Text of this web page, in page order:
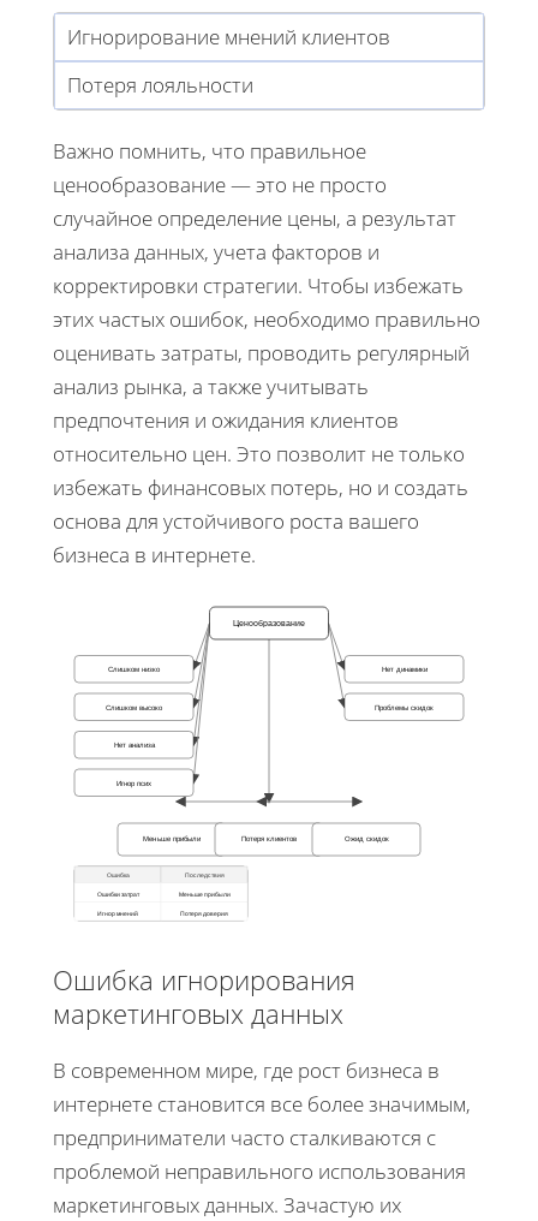
Игнорирование мнений клиентов
Потеря лояльности
Важно помнить, что правильное
ценообразование — это не просто
случайное определение цены, а результат
анализа данных, учета факторов и
корректировки стратегии. Чтобы избежать
этих частых ошибок, необходимо правильно
оценивать затраты, проводить регулярный
анализ рынка, а также учитывать
предпочтения и ожидания клиентов
относительно цен. Это позволит не только
избежать финансовых потерь, но и создать
основа для устойчивого роста вашего
бизнеса в интернете.
Слишком низко
Слишком высоко
Нет анализа
Игнор псих
Нет динамики
Проблемы скидок
Ценообразование
Меньше прибыли Потеря клиентов Ожид скидок
Ошибка Последствия
Ошибки затрат Меньше прибыли
Игнор мнений Потеря доверия
Ошибка игнорирования
маркетинговых данных
В современном мире, где рост бизнеса в
интернете становится все более значимым,
предприниматели часто сталкиваются с
проблемой неправильного использования
маркетинговых данных. Зачастую их